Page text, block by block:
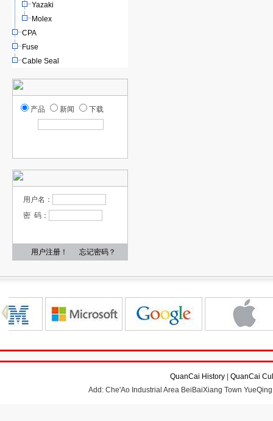
Yazaki
Molex
CPA
Fuse
Cable Seal
产品 新闻 下载
用户名：
密 码：
用户注册！ 忘记密码？
QuanCai History
QuanCai
Add: Che'Ao Industrial Area BeiBaiXiang Town